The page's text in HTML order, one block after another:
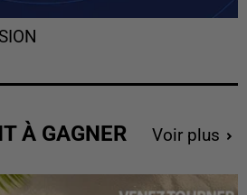
À GAGNER Voir plus